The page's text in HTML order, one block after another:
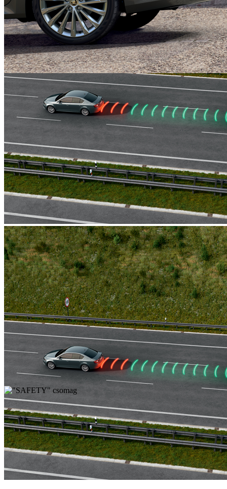
"ASSISTED DRIVE BASIC" csomag
Részletek